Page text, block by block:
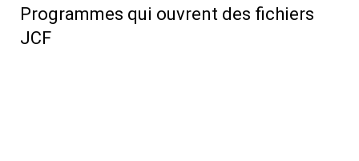
Programmes qui ouvrent des fichiers
JCF